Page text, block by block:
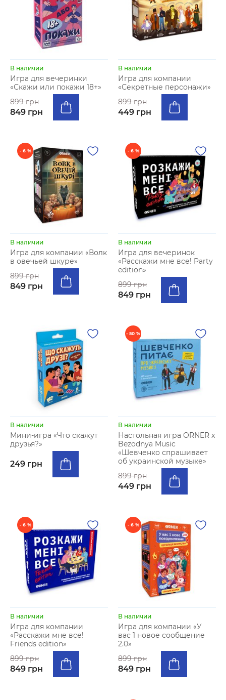
В наличии
Игра для вечеринки
«Скажи или покажи 18+»
899 грн
849 грн
В наличии
Игра для компании
«Секретные персонажи»
899 грн
449 грн
- 6 %
В наличии
Игра для компании «Волк
в овечьей шкуре»
899 грн
849 грн
- 6 %
В наличии
Игра для вечеринок
«Расскажи мне все! Party
edition»
899 грн
849 грн
В наличии
Мини-игра «Что скажут
друзья?»
249 грн
- 50 %
В наличии
Настольная игра ORNER x
Bezodnya Music
«Шевченко спрашивает
об украинской музыке»
899 грн
449 грн
- 6 %
В наличии
Игра для компании
«Расскажи мне все!
Friends edition»
899 грн
849 грн
- 6 %
В наличии
Игра для компании «У
вас 1 новое сообщение
2.0»
899 грн
849 грн